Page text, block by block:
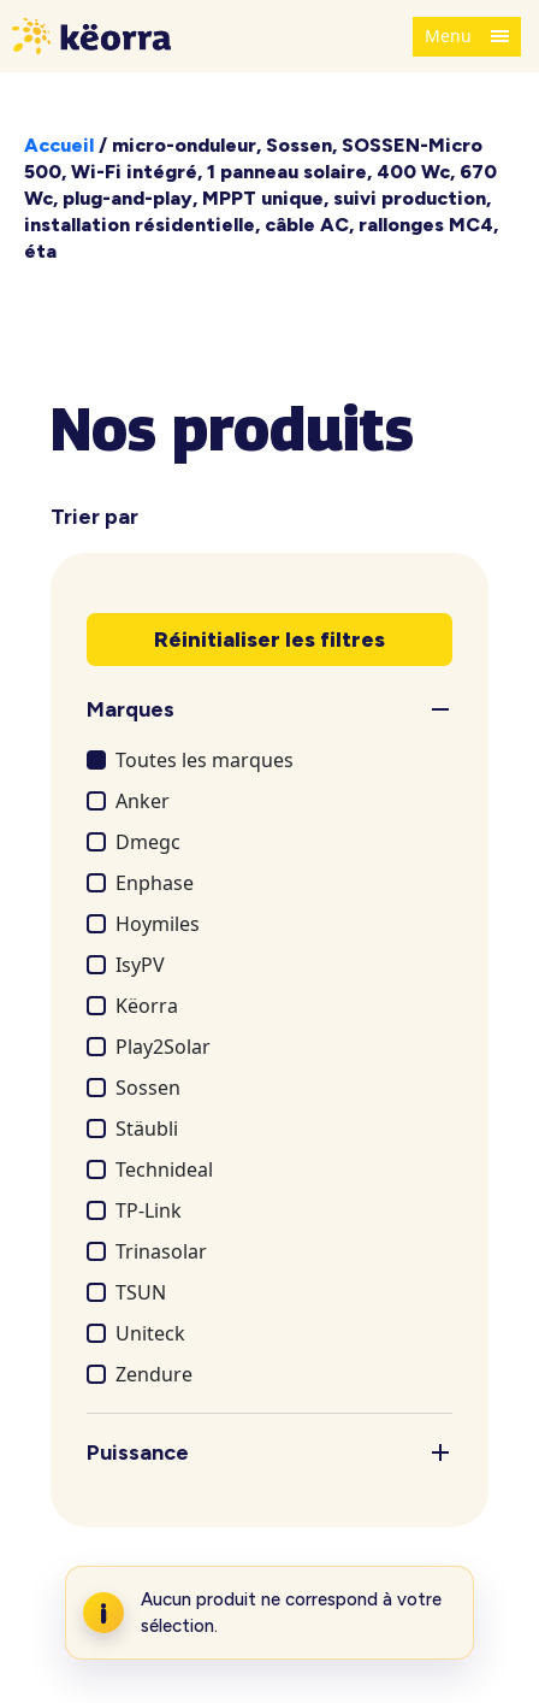
Menu
Accueil / micro-onduleur, Sossen, SOSSEN-Micro
500, Wi-Fi intégré, 1 panneau solaire, 400 Wc, 670
Wc, plug-and-play, MPPT unique, suivi production,
installation résidentielle, câble AC, rallonges MC4,
éta
Nos produits
Trier par
Réinitialiser les filtres
Marques
Toutes les marques
Anker
Dmegc
Enphase
Hoymiles
IsyPV
Këorra
Play2Solar
Sossen
Stäubli
Technideal
TP-Link
Trinasolar
TSUN
Uniteck
Zendure
Puissance
Aucun produit ne correspond à votre
sélection.